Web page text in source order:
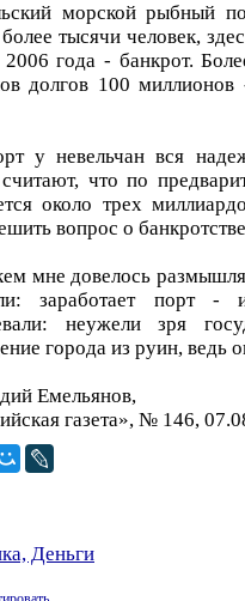
морской рыбный
тысячи человек,
года - банкрот.
долгов 100
у невельчан вся
что по
около трех
вопрос о
мне довелось
заработает порт -
неужели зря
города из руин, ведь
Емельянов,
газета», № 146,
Деньги